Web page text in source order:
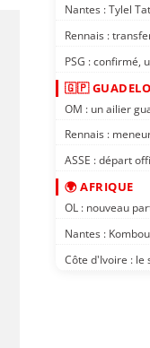
Nantes : Tylel
Rennais :
PSG : confirmé,
🇬🇵
OM : un ailier
Rennais :
ASSE : départ
🌍 AFRIQUE
OL : nouveau
Nantes :
Côte d'Ivoire : le